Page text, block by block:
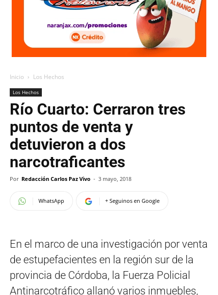
Inicio Los Hechos
Los Hechos
Río Cuarto: Cerraron tres
puntos de venta y
detuvieron a dos
narcotraficantes
Por Redacción Carlos Paz Vivo - 3 mayo, 2018
WhatsApp + Seguinos en Google
En el marco de una investigación por venta
de estupefacientes en la región sur de la
provincia de Córdoba, la Fuerza Policial
Antinarcotráfico allanó varios inmuebles,